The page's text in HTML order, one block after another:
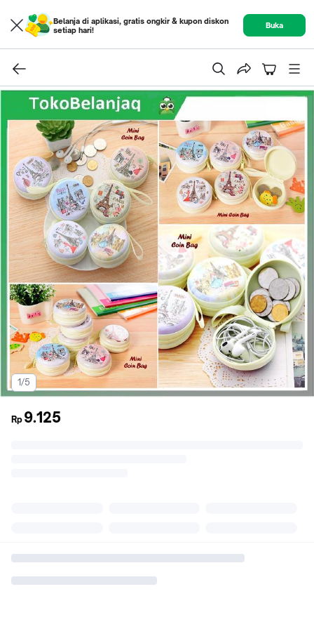
Belanja di aplikasi, gratis ongkir & kupon diskon
setiap hari!
Buka
1/5
Rp 9.125